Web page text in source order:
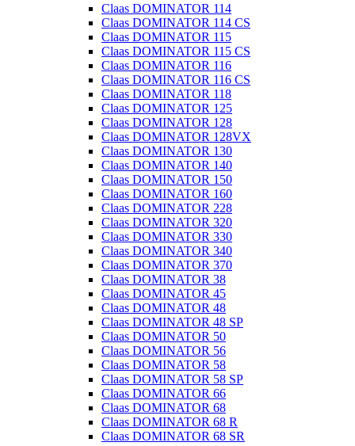
Claas DOMINATOR 114
Claas DOMINATOR 114 CS
Claas DOMINATOR 115
Claas DOMINATOR 115 CS
Claas DOMINATOR 116
Claas DOMINATOR 116 CS
Claas DOMINATOR 118
Claas DOMINATOR 125
Claas DOMINATOR 128
Claas DOMINATOR 128VX
Claas DOMINATOR 130
Claas DOMINATOR 140
Claas DOMINATOR 150
Claas DOMINATOR 160
Claas DOMINATOR 228
Claas DOMINATOR 320
Claas DOMINATOR 330
Claas DOMINATOR 340
Claas DOMINATOR 370
Claas DOMINATOR 38
Claas DOMINATOR 45
Claas DOMINATOR 48
Claas DOMINATOR 48 SP
Claas DOMINATOR 50
Claas DOMINATOR 56
Claas DOMINATOR 58
Claas DOMINATOR 58 SP
Claas DOMINATOR 66
Claas DOMINATOR 68
Claas DOMINATOR 68 R
Claas DOMINATOR 68 SR